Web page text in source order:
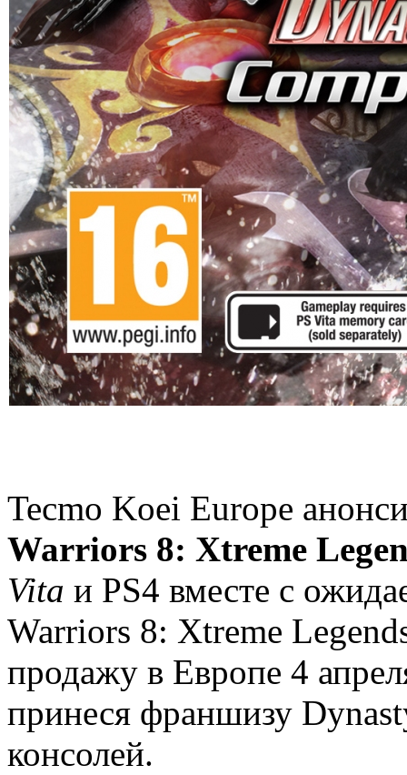
Tecmo Koei Europe
Warriors 8: Xtreme
Vita и PS4 вместе с
Warriors 8: Xtreme
продажу в Европе 4
принеся франшизу
консолей.